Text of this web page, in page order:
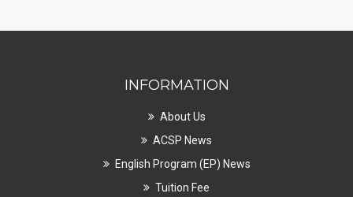
INFORMATION
About Us
ACSP News
English Program (EP) News
Tuition Fee